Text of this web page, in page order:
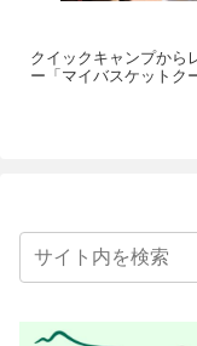
クイックキャンプから
ー「マイバスケットク